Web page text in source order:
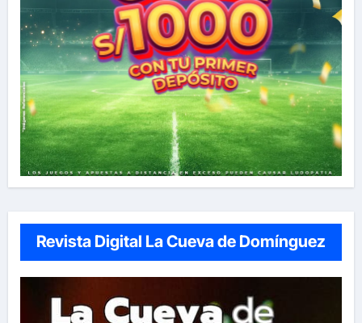
Revista Digital La Cueva de Domínguez